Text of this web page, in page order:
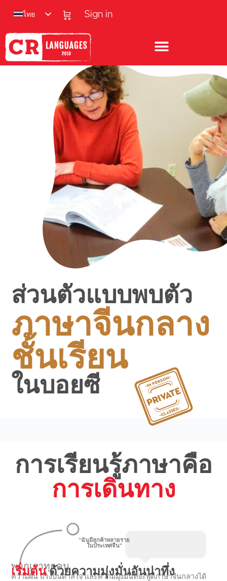
Sign in
ไทย
ส่วนตัวแบบพบตัว
ภาษาจีนกลาง
ชั้นเรียน
ในบอยซี
การเรียนรู้ภาษาคือ
การเดินทาง
"ฉันมีลูกค้าหลายราย
ในประเทศจีน"
พวกเราทุกคน
เริ่มต้นด้วยความมุ่งมั่นอันน่าทึ่ง
ความฝัน แรงบันดาลใจ และความมุ่งมั่นที่จะพูดภาษาจีนกลางได้